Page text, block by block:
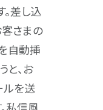
差し込
さまの
自動挿
と、お
ルを送
私信風